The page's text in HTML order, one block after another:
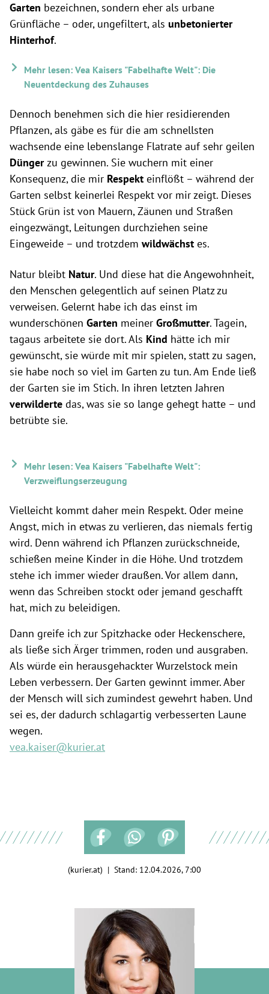
Garten bezeichnen, sondern eher als urbane
Grünfläche – oder, ungefiltert, als unbetonierter
Hinterhof.
Mehr lesen: Vea Kaisers "Fabelhafte Welt": Die
Neuentdeckung des Zuhauses
Dennoch benehmen sich die hier residierenden
Pflanzen, als gäbe es für die am schnellsten
wachsende eine lebenslange Flatrate auf sehr geilen
Düngerzu gewinnen. Sie wuchern mit einer
Konsequenz, die mir Respekt einflößt – während der
Garten selbst keinerlei Respekt vor mir zeigt. Dieses
Stück Grün ist von Mauern, Zäunen und Straßen
eingezwängt, Leitungen durchziehen seine
Eingeweide – und trotzdem wildwächst es.
Natur bleibt Natur. Und diese hat die Angewohnheit,
den Menschen gelegentlich auf seinen Platz zu
verweisen. Gelernt habe ich das einst im
wunderschönen Garten meiner Großmutter. Tagein,
tagaus arbeitete sie dort. Als Kind hätte ich mir
gewünscht, sie würde mit mir spielen, statt zu sagen,
sie habe noch so viel im Garten zu tun. Am Ende ließ
der Garten sie im Stich. In ihren letzten Jahren
verwilderte das, was sie so lange gehegt hatte – und
betrübte sie.
Mehr lesen: Vea Kaisers "Fabelhafte Welt":
Verzweiflungserzeugung
Vielleicht kommt daher mein Respekt. Oder meine
Angst, mich in etwas zu verlieren, das niemals fertig
wird. Denn während ich Pflanzen zurückschneide,
schießen meine Kinder in die Höhe. Und trotzdem
stehe ich immer wieder draußen. Vor allem dann,
wenn das Schreiben stockt oder jemand geschafft
hat, mich zu beleidigen.
Dann greife ich zur Spitzhacke oder Heckenschere,
als ließe sich Ärger trimmen, roden und ausgraben.
Als würde ein herausgehackter Wurzelstock mein
Leben verbessern. Der Garten gewinnt immer. Aber
der Mensch will sich zumindest gewehrt haben. Und
sei es, der dadurch schlagartig verbesserten Laune
wegen.
vea.kaiser@kurier.at
(kurier.at) | Stand: 12.04.2026, 7:00